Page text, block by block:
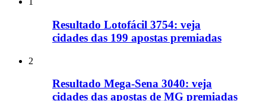
Resultado Lotofácil 3754: veja
cidades das 199 apostas premiadas
2
Resultado Mega-Sena 3040: veja
cidades das apostas de MG premiadas